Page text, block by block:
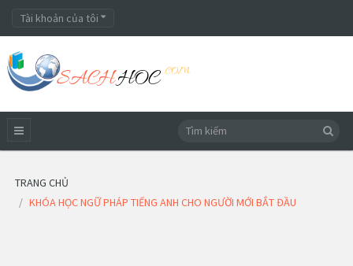
Tài khoản của tôi
TRANG CHỦ
KHÓA HỌC NGỮ PHÁP TIẾNG ANH CHO NGƯỜI MỚI BẮT ĐẦU